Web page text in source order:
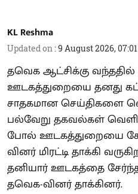
KL Reshma
Updated on :9 August 2026,
தவெக ஆட்சிக்கு வந்ததில்
ஊடகத்துறையை தனது
சாதகமான செய்திகளை
பல்வேறு தகவல்கள்
போல் ஊடகத்துறையை
வினர் மிரட்டி தாக்கி
தனியார் ஊடகத்தை
தவெக-வினர் தாக்கினர்.